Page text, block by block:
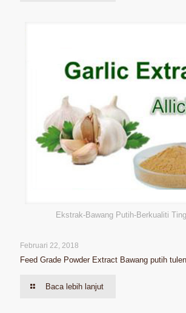
Ekstrak-Bawang Putih-Berkualiti
Februari 22, 2018
Feed Grade Powder Extract Bawang putih tulen
Baca lebih lanjut